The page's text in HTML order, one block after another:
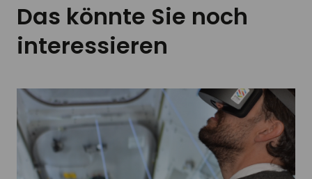
Das könnte Sie noch
interessieren